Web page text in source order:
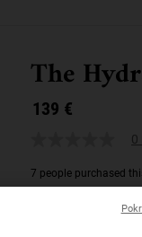
The
139 €
0
7 people purchased
Intenzívna